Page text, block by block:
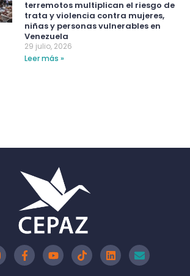
terremotos multiplican el riesgo de
trata y violencia contra mujeres,
niñas y personas vulnerables en
Venezuela
29 julio, 2026
Leer más »